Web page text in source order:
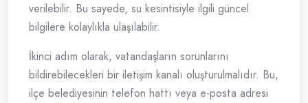
verilebilir. Bu sayede, su kesintisiyle ilgili güncel
bilgilere kolaylıkla ulaşılabilir.
İkinci adım olarak, vatandaşların sorunlarını
bildirebilecekleri bir iletişim kanalı oluşturulmalıdır. Bu,
ilçe belediyesinin telefon hattı veya e-posta adresi